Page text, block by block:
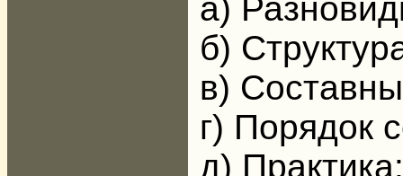
а)
б)
в)
г) Порядок
д)